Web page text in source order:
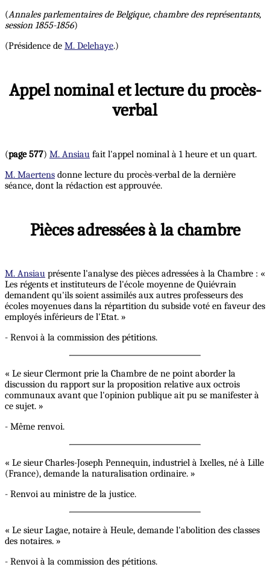
(Annales parlementaires de Belgique, chambre des représentants,
session 1855-1856)
(Présidence de M. Delehaye.)
Appel nominal et lecture du procès-
verbal
(page 577) M. Ansiau fait l'appel nominal à 1 heure et un quart.
M. Maertens donne lecture du procès-verbal de la dernière
séance, dont la rédaction est approuvée.
Pièces adressées à la chambre
M. Ansiau présente l'analyse des pièces adressées à la Chambre : «
Les régents et instituteurs de l'école moyenne de Quiévrain
demandent qu'ils soient assimilés aux autres professeurs des
écoles moyenues dans la répartition du subside voté en faveur des
employés inférieurs de l'Etat. »
- Renvoi à la commission des pétitions.
« Le sieur Clermont prie la Chambre de ne point aborder la
discussion du rapport sur la proposition relative aux octrois
communaux avant que l'opinion publique ait pu se manifester à
ce sujet. »
- Même renvoi.
« Le sieur Charles-Joseph Pennequin, industriel à Ixelles, né à Lille
(France), demande la naturalisation ordinaire. »
- Renvoi au ministre de la justice.
« Le sieur Lagae, notaire à Heule, demande l'abolition des classes
des notaires. »
- Renvoi à la commission des pétitions.